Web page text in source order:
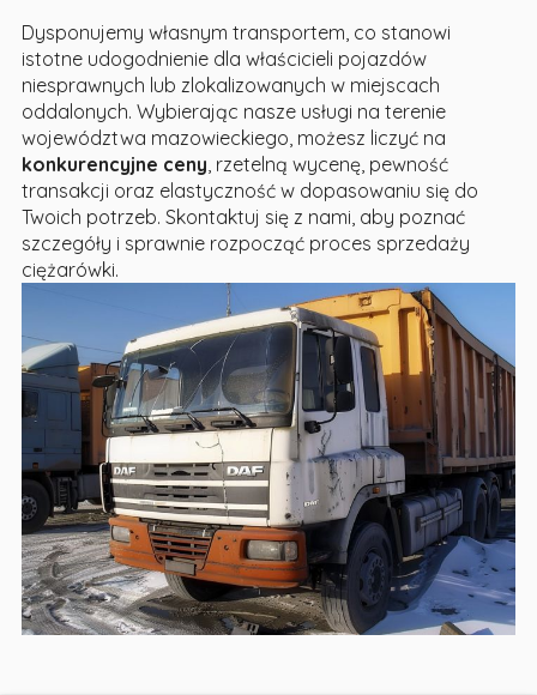
Dysponujemy własnym transportem, co stanowi
istotne udogodnienie dla właścicieli pojazdów
niesprawnych lub zlokalizowanych w miejscach
oddalonych. Wybierając nasze usługi na terenie
województwa mazowieckiego, możesz liczyć na
konkurencyjne ceny , rzetelną wycenę, pewność
transakcji oraz elastyczność w dopasowaniu się do
Twoich potrzeb. Skontaktuj się z nami, aby poznać
szczegóły i sprawnie rozpocząć proces sprzedaży
ciężarówki.